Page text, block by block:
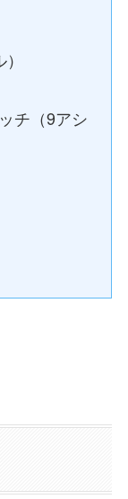
チ（9アシ